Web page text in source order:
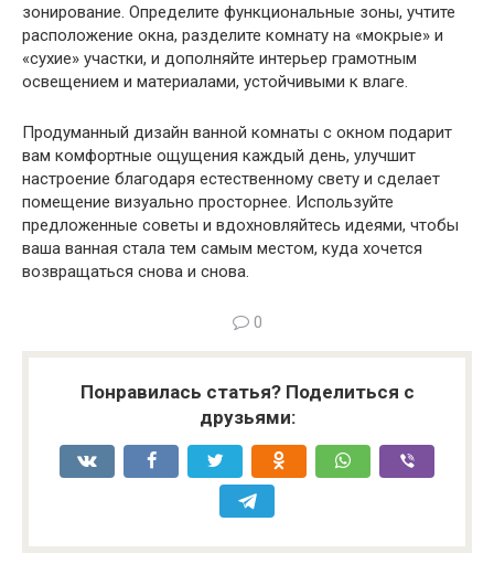
зонирование. Определите функциональные зоны, учтите
расположение окна, разделите комнату на «мокрые» и
«сухие» участки, и дополняйте интерьер грамотным
освещением и материалами, устойчивыми к влаге.
Продуманный дизайн ванной комнаты с окном подарит
вам комфортные ощущения каждый день, улучшит
настроение благодаря естественному свету и сделает
помещение визуально просторнее. Используйте
предложенные советы и вдохновляйтесь идеями, чтобы
ваша ванная стала тем самым местом, куда хочется
возвращаться снова и снова.
0
Понравилась статья? Поделиться с
друзьями: